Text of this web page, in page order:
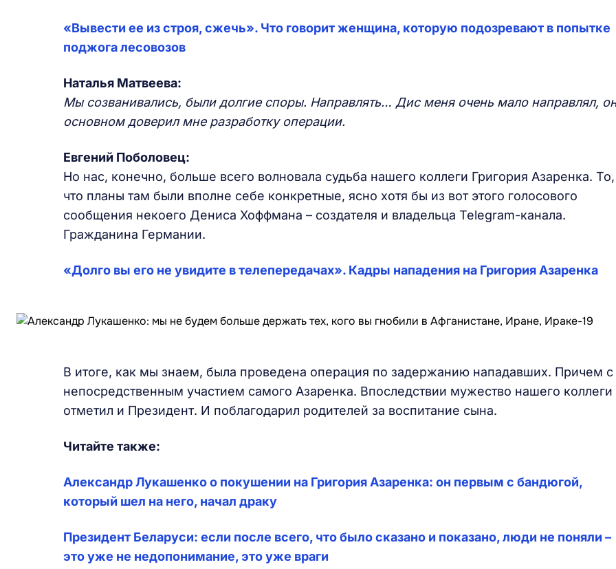
«Вывести ее из строя, сжечь». Что говорит женщина, которую подозревают в попытке
поджога лесовозов
Наталья Матвеева:
Мы созванивались, были долгие споры. Направлять… Дис меня очень мало направлял,
основном доверил мне разработку операции.
Евгений Поболовец:
Но нас, конечно, больше всего волновала судьба нашего коллеги Григория Азаренка. То,
что планы там были вполне себе конкретные, ясно хотя бы из вот этого голосового
сообщения некоего Дениса Хоффмана – создателя и владельца Telegram-канала.
Гражданина Германии.
«Долго вы его не увидите в телепередачах». Кадры нападения на Григория Азаренка
В итоге, как мы знаем, была проведена операция по задержанию нападавших. Причем с
непосредственным участием самого Азаренка. Впоследствии мужество нашего коллеги
отметил и Президент. И поблагодарил родителей за воспитание сына.
Читайте также:
Александр Лукашенко о покушении на Григория Азаренка: он первым с бандюгой,
который шел на него, начал драку
Президент Беларуси: если после всего, что было сказано и показано, люди не поняли –
это уже не недопонимание, это уже враги